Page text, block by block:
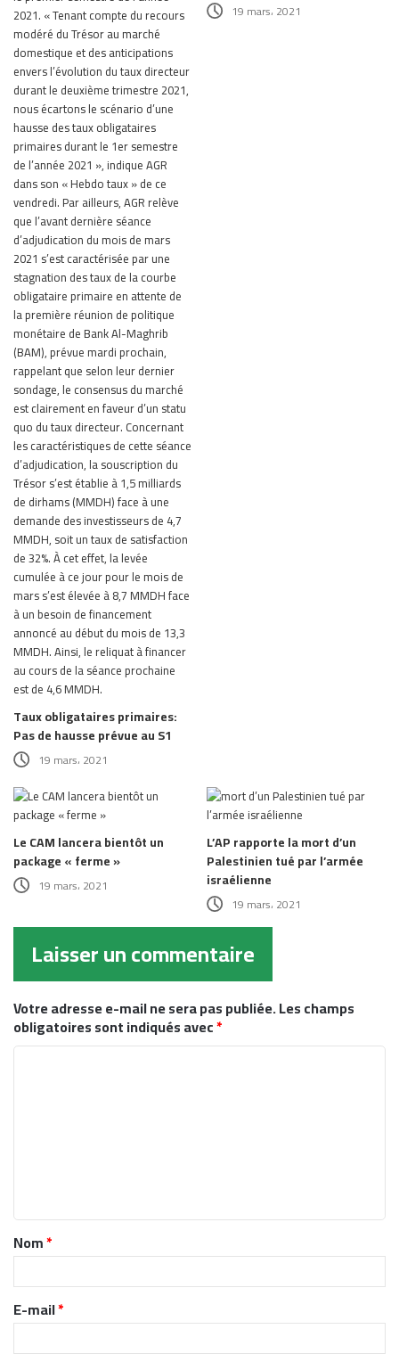
Taux obligataires primaires:
Pas de hausse prévue au S1
19 mars، 2021
19 mars، 2021
Le CAM lancera bientôt un
package « ferme »
19 mars، 2021
L’AP rapporte la mort d’un
Palestinien tué par l’armée
israélienne
19 mars، 2021
Laisser un commentaire
Votre adresse e-mail ne sera pas publiée.Les champs
obligatoires sont indiqués avec*
t
a
r
e
*
Nom*
E-mail*